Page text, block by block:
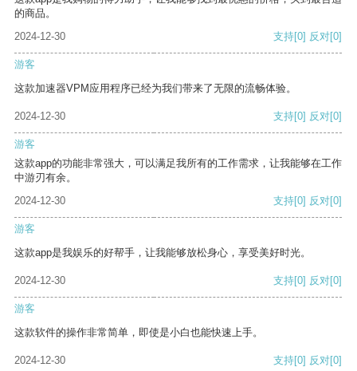
的商品。
2024-12-30
支持[0] 反对[0]
游客
这款加速器VPM应用程序已经为我们带来了无限的流畅体验。
2024-12-30 支持[0] 反对[0]
游客
这款app的功能非常强大，可以满足我所有的工作需求，让我能够在工作
中游刃有余。
2024-12-30
支持[0] 反对[0]
游客
这款app是我娱乐的好帮手，让我能够放松身心，享受美好时光。
2024-12-30 支持[0] 反对[0]
游客
这款软件的操作非常简单，即使是小白也能快速上手。
2024-12-30 支持[0] 反对[0]